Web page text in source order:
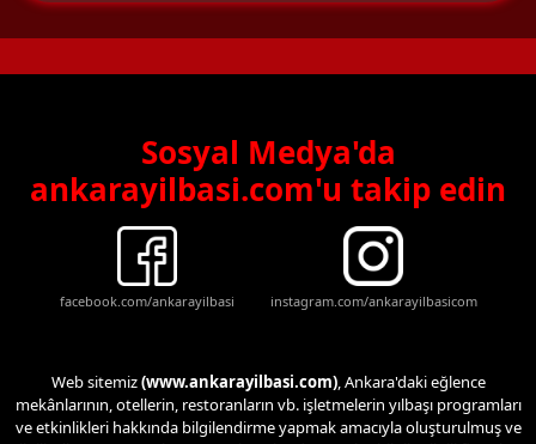
Sosyal Medya'da
ankarayilbasi.com'u takip edin
facebook.com/ankarayilbasi instagram.com/ankarayilbasicom
Web sitemiz(www.ankarayilbasi.com), Ankara'daki eğlence
mekânlarının, otellerin, restoranların vb. işletmelerin yılbaşı programları
ve etkinlikleri hakkında bilgilendirme yapmak amacıyla oluşturulmuş ve